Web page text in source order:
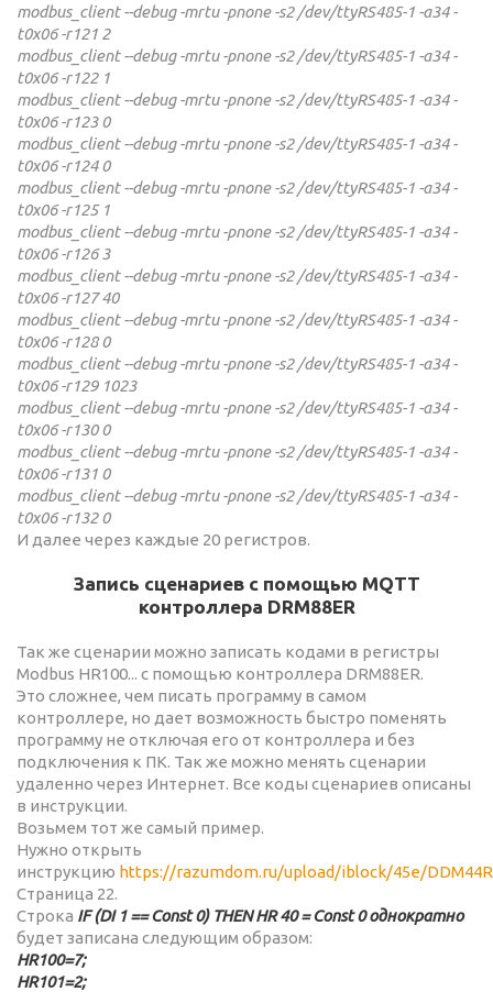
modbus_client --debug -mrtu -pnone -s2 /dev/ttyRS485-1 -a34 -
t0x06 -r121 2
modbus_client --debug -mrtu -pnone -s2 /dev/ttyRS485-1 -a34 -
t0x06 -r122 1
modbus_client --debug -mrtu -pnone -s2 /dev/ttyRS485-1 -a34 -
t0x06 -r123 0
modbus_client --debug -mrtu -pnone -s2 /dev/ttyRS485-1 -a34 -
t0x06 -r124 0
modbus_client --debug -mrtu -pnone -s2 /dev/ttyRS485-1 -a34 -
t0x06 -r125 1
modbus_client --debug -mrtu -pnone -s2 /dev/ttyRS485-1 -a34 -
t0x06 -r126 3
modbus_client --debug -mrtu -pnone -s2 /dev/ttyRS485-1 -a34 -
t0x06 -r127 40
modbus_client --debug -mrtu -pnone -s2 /dev/ttyRS485-1 -a34 -
t0x06 -r128 0
modbus_client --debug -mrtu -pnone -s2 /dev/ttyRS485-1 -a34 -
t0x06 -r129 1023
modbus_client --debug -mrtu -pnone -s2 /dev/ttyRS485-1 -a34 -
t0x06 -r130 0
modbus_client --debug -mrtu -pnone -s2 /dev/ttyRS485-1 -a34 -
t0x06 -r131 0
modbus_client --debug -mrtu -pnone -s2 /dev/ttyRS485-1 -a34 -
t0x06 -r132 0
И далее через каждые 20 регистров.
Запись сценариев с помощью MQTT
контроллера DRM88ER
Так же сценарии можно записать кодами в регистры
Modbus HR100... с помощью контроллера DRM88ER.
Это сложнее, чем писать программу в самом
контроллере, но дает возможность быстро поменять
программу не отключая его от контроллера и без
подключения к ПК. Так же можно менять сценарии
удаленно через Интернет. Все коды сценариев описаны
в инструкции.
Возьмем тот же самый пример.
Нужно открыть
инструкцию https://razumdom.ru/upload/iblock/45e/
Страница 22.
Строка IF (DI 1 == Const 0) THEN HR 40 = Const 0 однократно
будет записана следующим образом:
HR100=7;
HR101=2;